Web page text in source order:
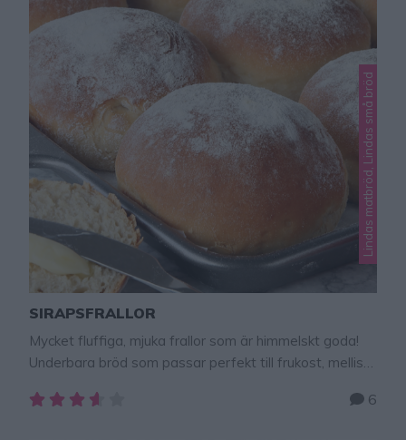
Lindas matbröd, Lindas små bröd
SIRAPSFRALLOR
Mycket fluffiga, mjuka frallor som är himmelskt goda!
Underbara bröd som passar perfekt till frukost, mellis
Lindas bakskola på Instagram (klicka här!)som ni måste6